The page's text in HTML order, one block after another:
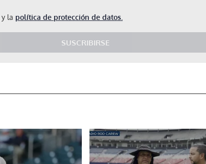
y la política de protección de datos.
SUSCRIBIRSE